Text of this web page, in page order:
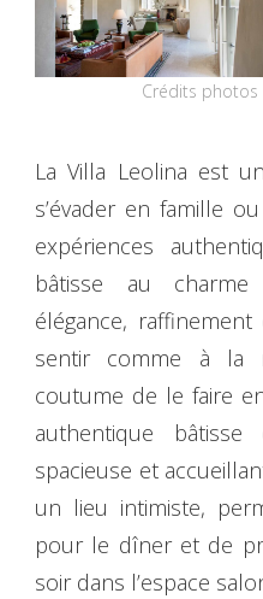
Crédits
La Villa Leolina est
s’évader en famille
expériences
bâtisse au
élégance,
sentir comme à la
coutume de le faire
authentique
spacieuse et
un lieu intimiste,
pour le dîner et de
soir dans l’espace